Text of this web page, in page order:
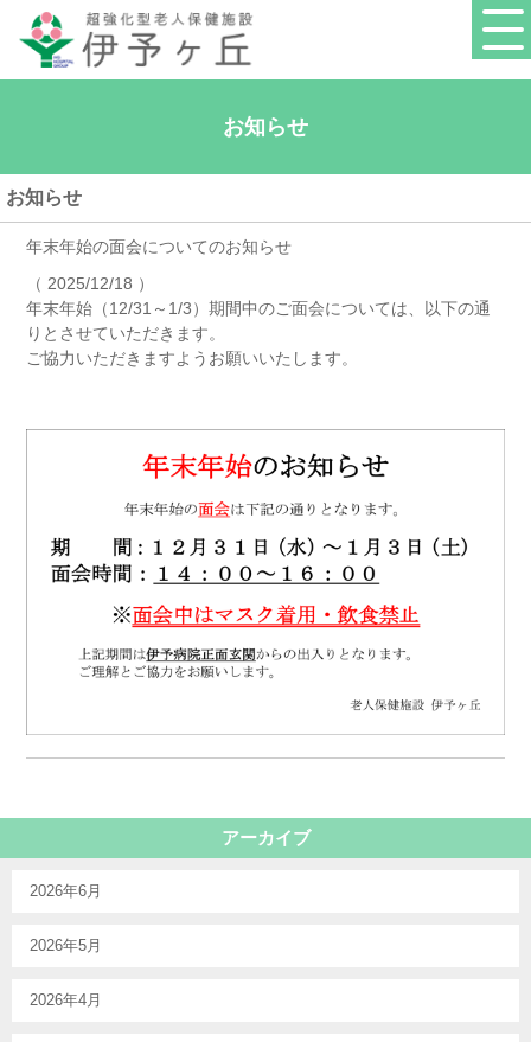
お知らせ
お知らせ
年末年始の面会についてのお知らせ
（ 2025/12/18 ）
年末年始（12/31～1/3）期間中のご面会については、以下の通
りとさせていただきます。
ご協力いただきますようお願いいたします。
アーカイブ
2026年6月
2026年5月
2026年4月